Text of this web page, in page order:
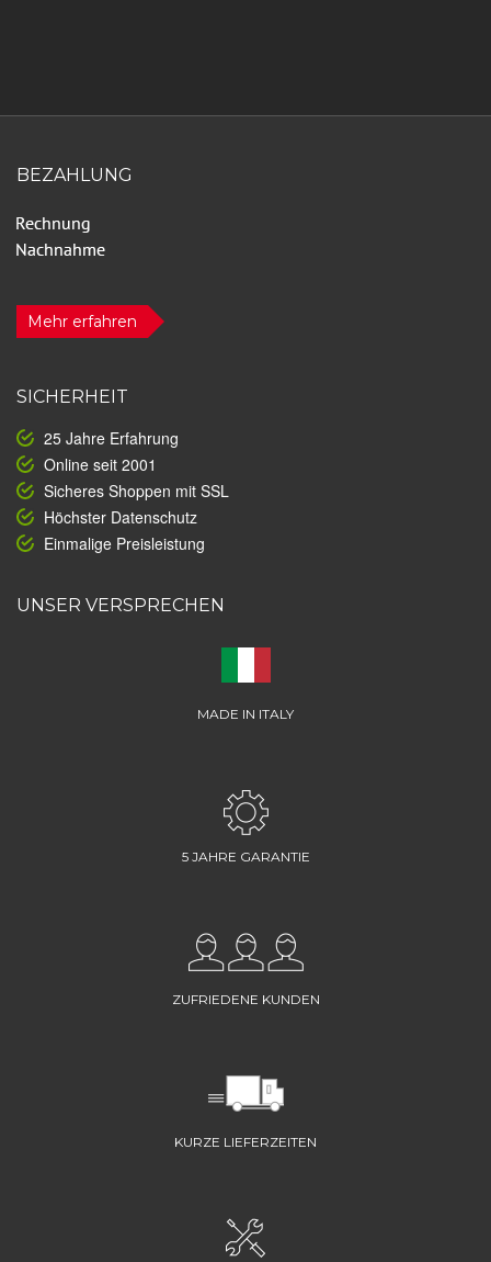
BEZAHLUNG
Mehr erfahren
SICHERHEIT
25 Jahre Erfahrung
Online seit 2001
Sicheres Shoppen mit SSL
Höchster Datenschutz
Einmalige Preisleistung
UNSER VERSPRECHEN
MADE IN ITALY
5 JAHRE GARANTIE
ZUFRIEDENE KUNDEN
KURZE LIEFERZEITEN